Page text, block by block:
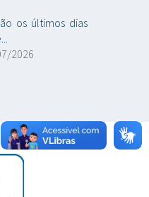
os últimos dias
2026